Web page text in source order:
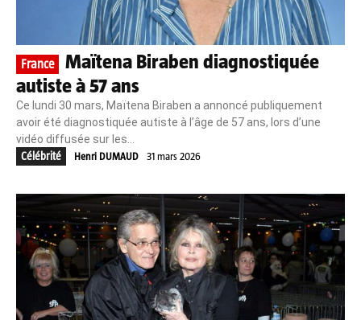
France
Maïtena Biraben diagnostiquée
autiste à 57 ans
Ce lundi 30 mars, Maïtena Biraben a annoncé publiquement
avoir été diagnostiquée autiste à l’âge de 57 ans, lors d’une
vidéo diffusée sur les...
Célébrité
Henri DUMAUD 31 mars 2026